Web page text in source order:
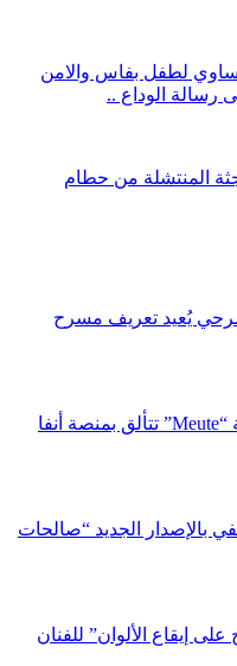
لطفل بفاس والامن
رسالة الوداع ..
المنتشلة من حطام
يُعيد تعريف مسرح
جازابلانكا: دانيل يخطف الأضواء وفرقة “Meute” تتألق بمنصة أنفا
بالإصدار الجديد “صالحات
إيقاع الألوان” للفنان